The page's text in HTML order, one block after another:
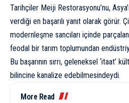
Tarihçiler Meiji Restorasyonu’nu,
verdiği en başarılı yanıt olarak görür.
modernleşme sancıları içinde
feodal bir tarım toplumundan
Bu başarının sırrı, geleneksel ‘itaat’
bilincine kanalize edebilmesindeydi.
More Read